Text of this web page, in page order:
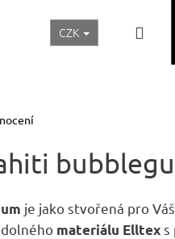
Realizace a inspirace
CZK
je jako stvořená pro Váš
materiálu Elltex s